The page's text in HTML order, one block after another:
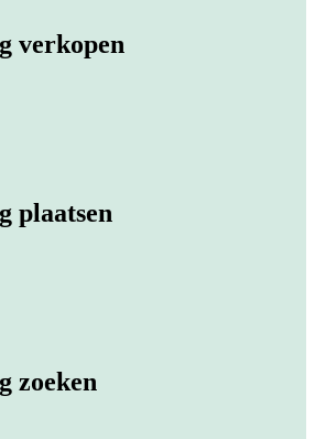
verkopen
plaatsen
zoeken